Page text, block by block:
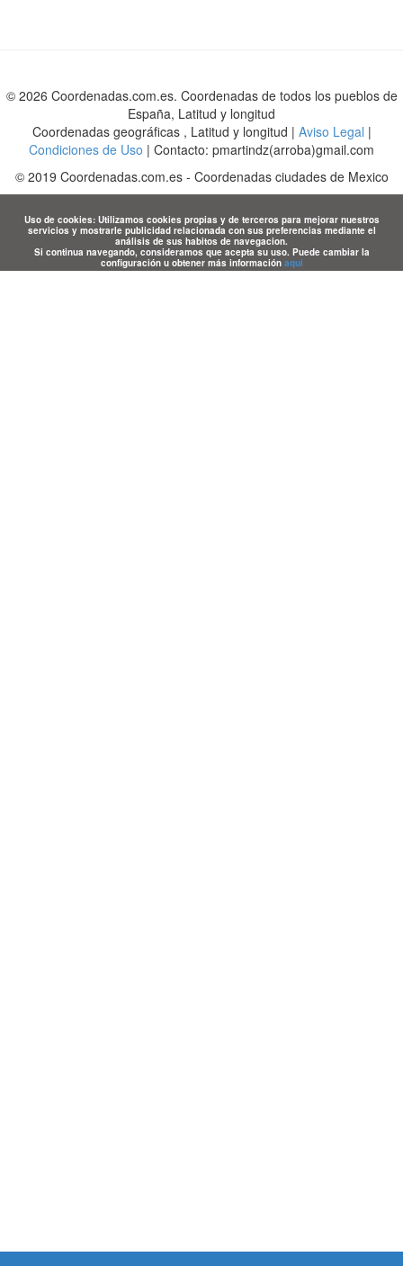
© 2026 Coordenadas.com.es. Coordenadas de todos los pueblos de
España, Latitud y longitud
Coordenadas geográficas , Latitud y longitud | Aviso Legal |
Condiciones de Uso | Contacto: pmartindz(arroba)gmail.com
© 2019 Coordenadas.com.es- Coordenadas ciudades de Mexico
Uso de cookies: Utilizamos cookies propias y de terceros para mejorar nuestros
servicios y mostrarle publicidad relacionada con sus preferencias mediante el
análisis de sus habitos de navegacion.
Si continua navegando, consideramos que acepta su uso. Puede cambiar la
configuración u obtener más información aqui